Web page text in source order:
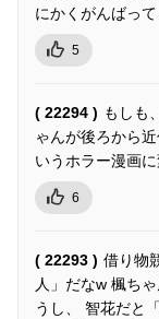
にかくがんばって
5
( 22294 ) もしも
ゃんが後ろから
いうホラー漫画
6
( 22293 ) 借り物
人」だなw 楓ち
うし、 智花だと